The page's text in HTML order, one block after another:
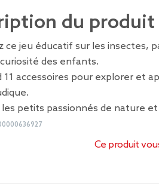
du produit
ce jeu éducatif sur les insectes,
des enfants.
11 accessoires pour explorer et
les petits passionnés de nature
Ce produit